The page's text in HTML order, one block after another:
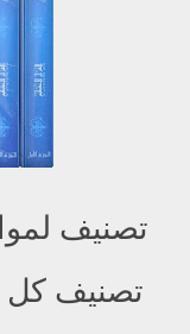
تصنيف
تصنيف كل